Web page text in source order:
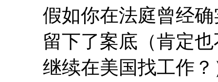
假如你在法庭曾经
留下了案底（肯定
继续在美国找工作